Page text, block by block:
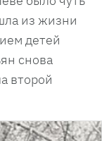
из жизни
детей
снова
второй